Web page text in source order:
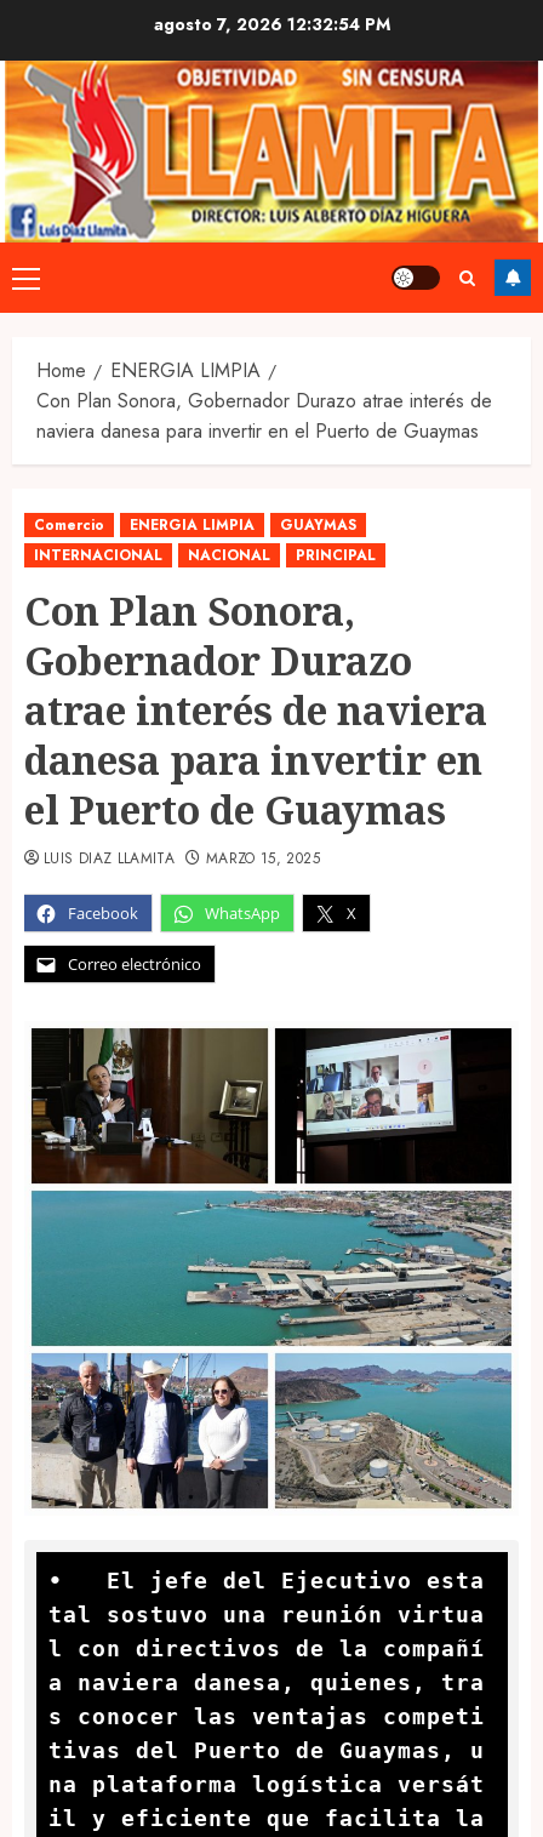
content
agosto 7, 2026 12:32:55 PM
Primary
Menu
Home
ENERGIA LIMPIA
Con Plan Sonora, Gobernador Durazo atrae interés de
naviera danesa para invertir en el Puerto de Guaymas
Comercio ENERGIA LIMPIA
GUAYMAS
INTERNACIONAL
NACIONAL PRINCIPAL
Con Plan Sonora,
Gobernador Durazo
atrae interés de naviera
danesa para invertir en
el Puerto de Guaymas
Facebook WhatsApp X
Correo electrónico
LUIS DIAZ LLAMITA MARZO 15, 2025
•   El jefe del Ejecutivo esta
tal sostuvo una reunión virtua
l con directivos de la compañí
a naviera danesa, quienes, tra
s conocer las ventajas competi
tivas del Puerto de Guaymas, u
na plataforma logística versát
il y eficiente que facilita la